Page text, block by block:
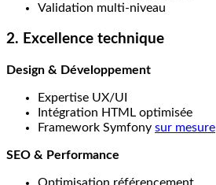
Validation multi-niveau
2. Excellence technique
Design & Développement
Expertise UX/UI
Intégration HTML optimisée
Framework Symfony sur mesure
SEO & Performance